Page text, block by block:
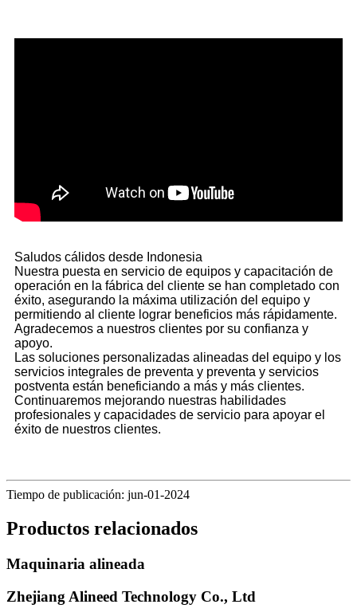
Saludos cálidos desde Indonesia
Nuestra puesta en servicio de equipos y capacitación de
operación en la fábrica del cliente se han completado con
éxito, asegurando la máxima utilización del equipo y
permitiendo al cliente lograr beneficios más rápidamente.
Agradecemos a nuestros clientes por su confianza y
apoyo.
Las soluciones personalizadas alineadas del equipo y los
servicios integrales de preventa y preventa y servicios
postventa están beneficiando a más y más clientes.
Continuaremos mejorando nuestras habilidades
profesionales y capacidades de servicio para apoyar el
éxito de nuestros clientes.
Tiempo de publicación: jun-01-2024
Productos relacionados
Maquinaria alineada
Zhejiang Alineed Technology Co., Ltd